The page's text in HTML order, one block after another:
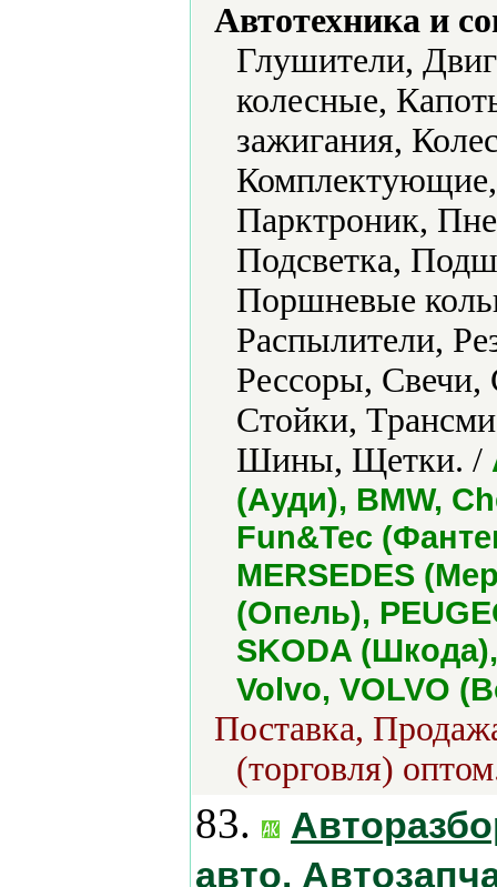
Автотехника и
Глушители,
колесные,
зажигания,
Парктроник,
Подсветка,
Поршневые
Распылители,
Рессоры, Свечи,
Стойки,
Шины, Щетки. /
(Ауди), BMW,
Fun&Tec
MERSEDES
(Опель),
SKODA
Volvo, VOLVO
Поставка,
(торговля)
83.
авто.